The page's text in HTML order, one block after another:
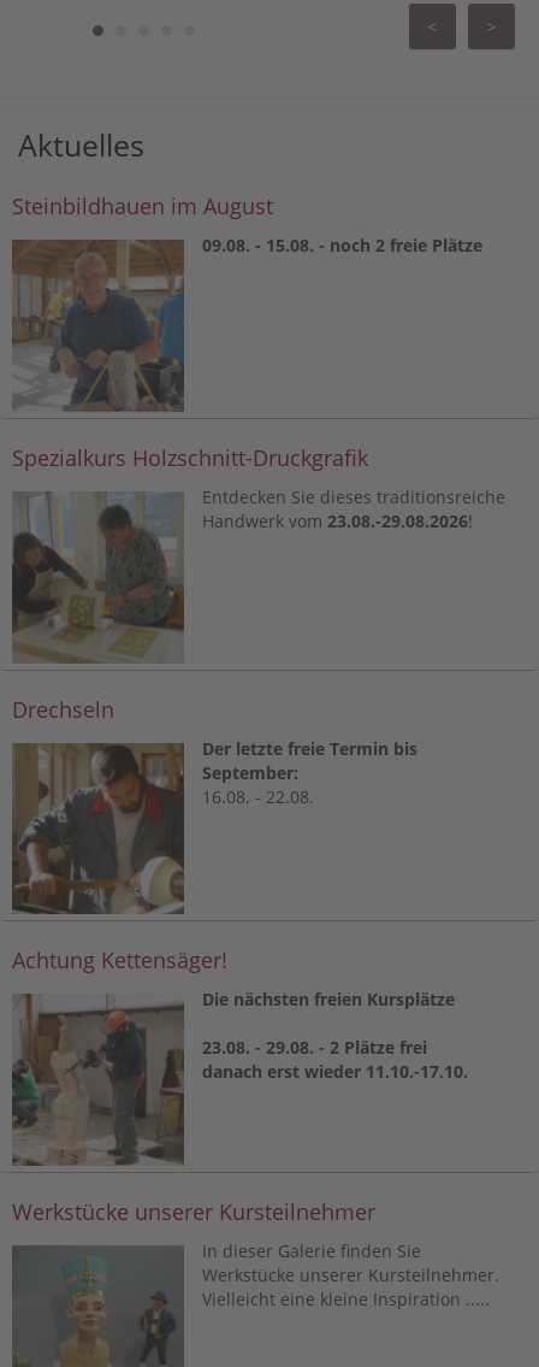
< >
Aktuelles
Steinbildhauen im August
09.08. - 15.08. - noch 2 freie Plätze
Spezialkurs Holzschnitt-Druckgrafik
Entdecken Sie dieses traditionsreiche
Handwerk vom 23.08.-29.08.2026!
Drechseln
Der letzte freie Termin bis
September:
16.08. - 22.08.
Achtung Kettensäger!
Die nächsten freien Kursplätze
23.08. - 29.08. - 2 Plätze frei
danach erst wieder 11.10.-17.10.
Werkstücke unserer Kursteilnehmer
In dieser Galerie finden Sie
Werkstücke unserer Kursteilnehmer.
Vielleicht eine kleine Inspiration .....